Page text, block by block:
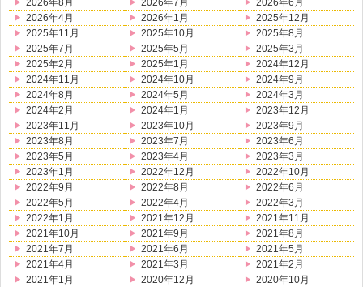
2026年8月 2026年7月
2026年6月
2026年4月
2026年1月
2025年12月
2025年11月
2025年10月
2025年8月
2025年7月
2025年5月
2025年3月
2025年2月
2025年1月
2024年12月
2024年11月
2024年10月
2024年9月
2024年8月
2024年5月
2024年3月
2024年2月
2024年1月
2023年12月
2023年11月
2023年10月
2023年9月
2023年8月
2023年7月
2023年6月
2023年5月
2023年4月
2023年3月
2023年1月
2022年12月
2022年10月
2022年9月
2022年8月
2022年6月
2022年5月
2022年4月
2022年3月
2022年1月
2021年12月
2021年11月
2021年10月
2021年9月
2021年8月
2021年7月
2021年6月
2021年5月
2021年4月
2021年3月
2021年2月
2021年1月
2020年12月
2020年10月